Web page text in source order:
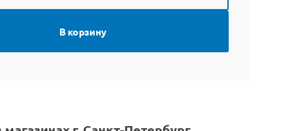
В корзину